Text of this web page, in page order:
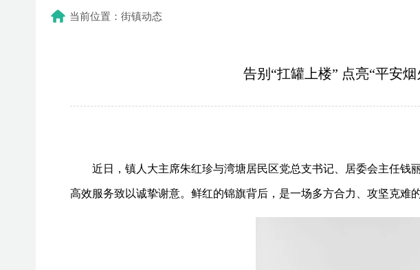
当前位置：街镇动态
告别“扛罐上楼” 点亮“平安
近日，镇人大主席朱红珍与湾塘居民区党总支书记、居委会主任钱
高效服务致以诚挚谢意。鲜红的锦旗背后，是一场多方合力、攻坚克